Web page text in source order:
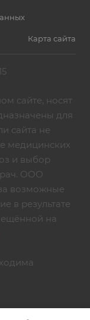
Карта сайта
сайте, носят
для
сайта не
медицинских
и выбор
ООО
возможные
в результате
на